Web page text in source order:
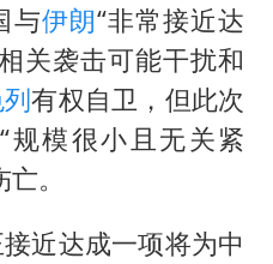
27岁女子成组织卖淫集团主犯被通缉
泰国一女公务员妆容引争议 本人回应
扎哈罗娃批广岛市长不提美国原子弹
村民谈“梅姨”：叫的其实是“媒姨”
实！“胶球”存在
东方甄选被判赔偿江小白30万元
与伊朗“非常接近达
关袭击可能干扰和
有权自卫，但此次
规模很小且无关紧
。
近达成一项将为中